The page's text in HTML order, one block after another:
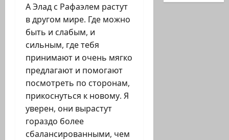
А Элад с Рафаэлем растут
в другом мире. Где можно
быть и слабым, и
сильным, где тебя
принимают и очень мягко
предлагают и помогают
посмотреть по сторонам,
прикоснуться к новому. Я
уверен, они вырастут
гораздо более
сбалансированными, чем